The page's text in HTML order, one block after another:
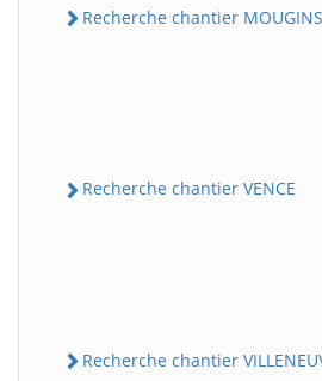
Recherche chantier MOUGINS
Recherche chantier VENCE
Recherche chantier